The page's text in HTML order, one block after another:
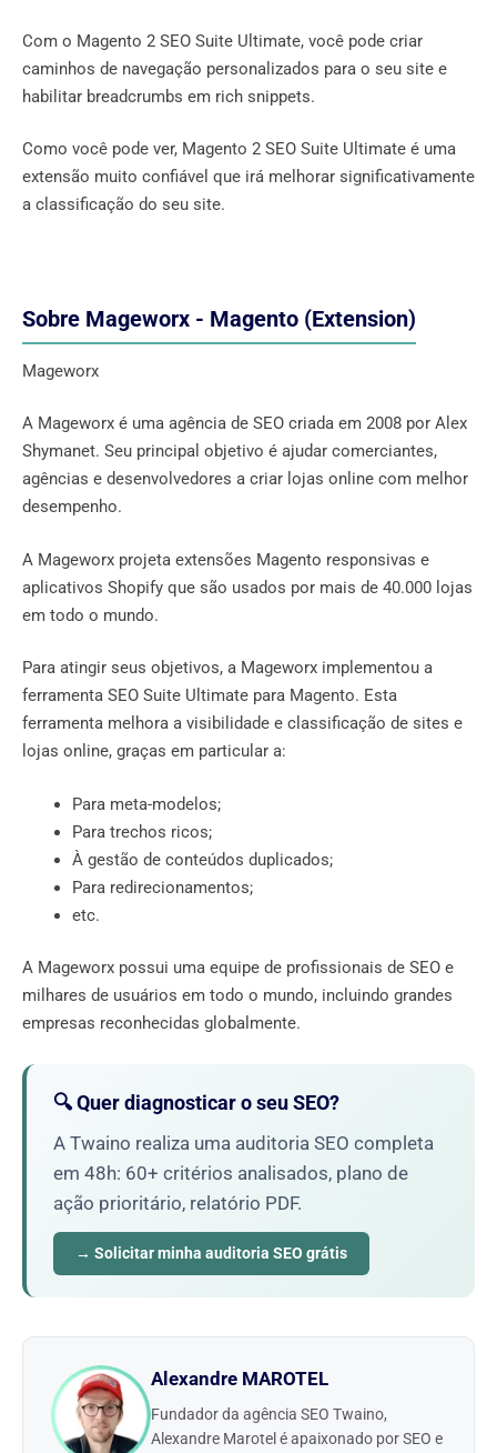
Com o Magento 2 SEO Suite Ultimate, você pode criar
caminhos de navegação personalizados para o seu site e
habilitar breadcrumbs em rich snippets.
Como você pode ver, Magento 2 SEO Suite Ultimate é uma
extensão muito confiável que irá melhorar significativamente
a classificação do seu site.
Sobre Mageworx - Magento (Extension)
Mageworx
A Mageworx é uma agência de SEO criada em 2008 por Alex
Shymanet. Seu principal objetivo é ajudar comerciantes,
agências e desenvolvedores a criar lojas online com melhor
desempenho.
A Mageworx projeta extensões Magento responsivas e
aplicativos Shopify que são usados ​​por mais de 40.000 lojas
em todo o mundo.
Para atingir seus objetivos, a Mageworx implementou a
ferramenta SEO Suite Ultimate para Magento. Esta
ferramenta melhora a visibilidade e classificação de sites e
lojas online, graças em particular a:
Para meta-modelos;
Para trechos ricos;
À gestão de conteúdos duplicados;
Para redirecionamentos;
etc.
A Mageworx possui uma equipe de profissionais de SEO e
milhares de usuários em todo o mundo, incluindo grandes
empresas reconhecidas globalmente.
🔍 Quer diagnosticar o seu SEO?
A Twaino realiza uma auditoria SEO completa
em 48h: 60+ critérios analisados, plano de
ação prioritário, relatório PDF.
→ Solicitar minha auditoria SEO grátis
Alexandre MAROTEL
Fundador da agência SEO Twaino,
Alexandre Marotel é apaixonado por SEO e